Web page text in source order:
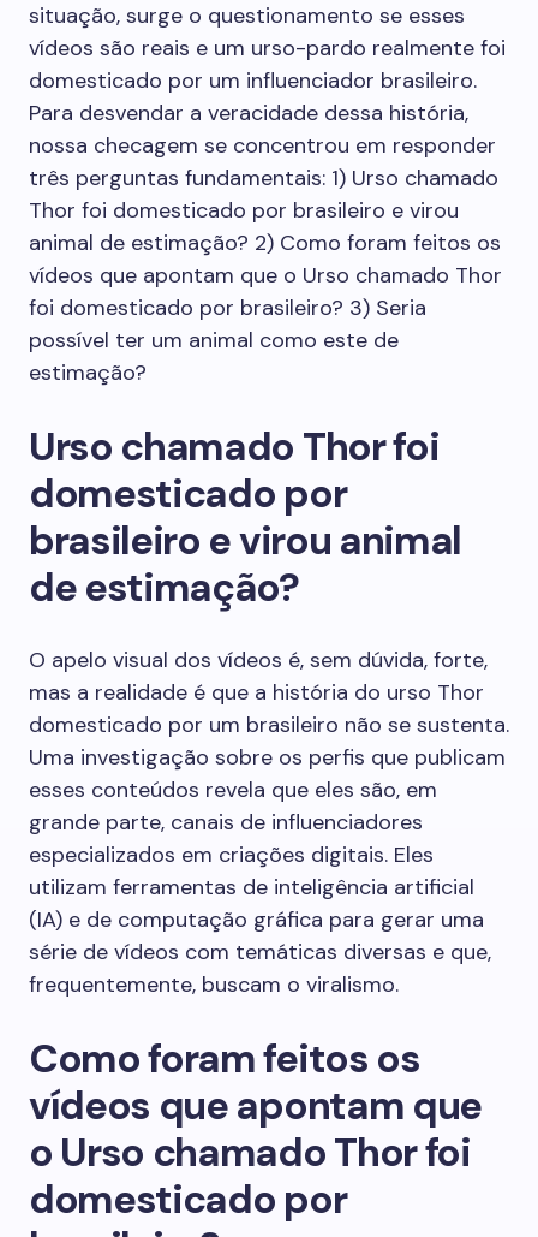
situação, surge o questionamento se esses
vídeos são reais e um urso-pardo realmente foi
domesticado por um influenciador brasileiro.
Para desvendar a veracidade dessa história,
nossa checagem se concentrou em responder
três perguntas fundamentais: 1) Urso chamado
Thor foi domesticado por brasileiro e virou
animal de estimação? 2) Como foram feitos os
vídeos que apontam que o Urso chamado Thor
foi domesticado por brasileiro? 3) Seria
possível ter um animal como este de
estimação?
Urso chamado Thor foi
domesticado por
brasileiro e virou animal
de estimação?
O apelo visual dos vídeos é, sem dúvida, forte,
mas a realidade é que a história do urso Thor
domesticado por um brasileiro não se sustenta.
Uma investigação sobre os perfis que publicam
esses conteúdos revela que eles são, em
grande parte, canais de influenciadores
especializados em criações digitais. Eles
utilizam ferramentas de inteligência artificial
(IA) e de computação gráfica para gerar uma
série de vídeos com temáticas diversas e que,
frequentemente, buscam o viralismo.
Como foram feitos os
vídeos que apontam que
o Urso chamado Thor foi
domesticado por